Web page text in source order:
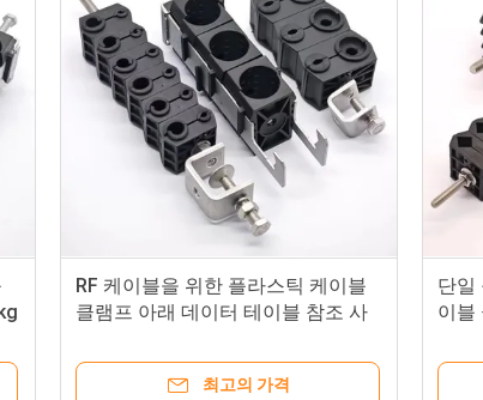
RF 케이블을 위한 플라스틱 케이블
클램프 아래 데이터 테이블 참조 사
최고의 가격
단일
이블